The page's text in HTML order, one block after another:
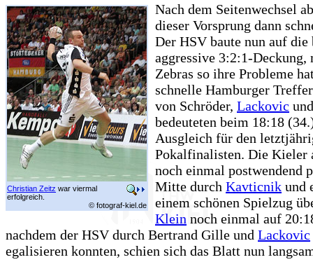
Christian Zeitz war viermal
erfolgreich.
© fotograf-kiel.de
Nach dem Seitenwechsel
dieser Vorsprung dann
Der HSV baute nun auf die
aggressive 3:2:1-Deckung,
Zebras so ihre Probleme
schnelle Hamburger
von Schröder, Lackovic
bedeuteten beim 18:18
Ausgleich für den
Pokalfinalisten. Die Kieler
noch einmal postwendend
Mitte durch Kavticnik und
einem schönen Spielzug
Klein noch einmal auf
nachdem der HSV durch Bertrand Gille und Lackovic
egalisieren konnten, schien sich das Blatt nun